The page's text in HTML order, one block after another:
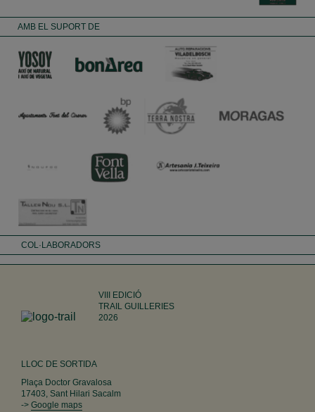
AMB EL SUPORT DE
COL·LABORADORS
VIII EDICIÓ
TRAIL GUILLERIES
2026
LLOC DE SORTIDA
Plaça Doctor Gravalosa
17403, Sant Hilari Sacalm
-> Google maps